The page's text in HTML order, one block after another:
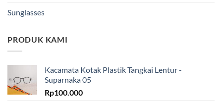
Sunglasses
PRODUK KAMI
Kacamata Kotak Plastik Tangkai Lentur -
Suparnaka 05
Rp100.000